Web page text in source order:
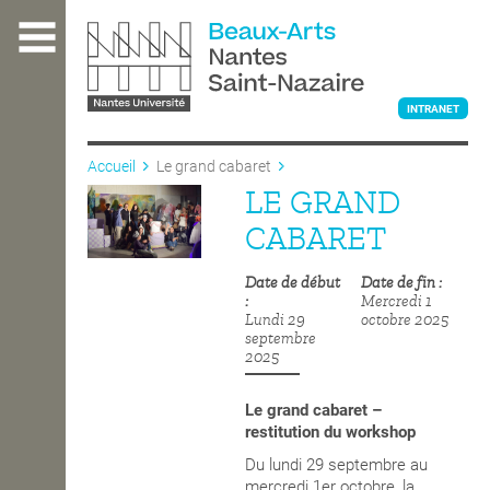
contenu
L'ÉCOLE
INTRANET
Accueil Le grand cabaret
LE GRAND
CABARET
Date de début
Lundi 29
septembre
2025
Date de fin
Mercredi 1
octobre 2025
Le grand cabaret –
restitution du workshop
Du lundi 29 septembre au